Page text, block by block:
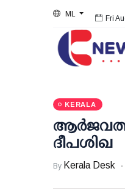
ML Fri
KERALA
ദീപശിഖ
By Kerala Desk